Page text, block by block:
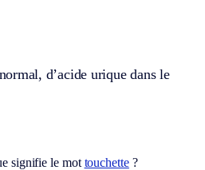
d’acide urique dans le
signifie le mot touchette?